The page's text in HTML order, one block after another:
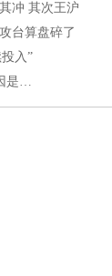
冲 其次王沪
台算盘碎了
入”
是…